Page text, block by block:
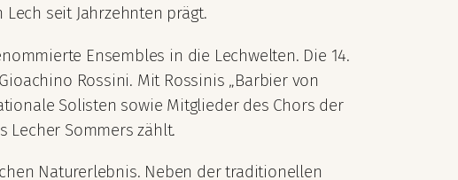
seit Jahrzehnten prägt.
Ensembles in die Lechwelten. Die 14.
Rossini. Mit Rossinis „Barbier von
Solisten sowie Mitglieder des Chors der
Lecher Sommers zählt.
Naturerlebnis. Neben der traditionellen